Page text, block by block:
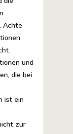
Achte
und
die bei
ist ein
zur